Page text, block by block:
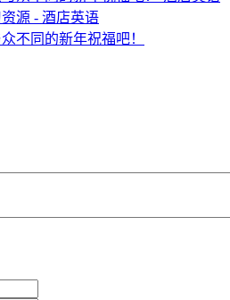
不同的新年祝福吧！